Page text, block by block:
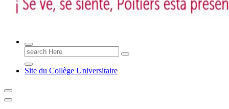
Poitiers presente !
Search
for:
Site du Collège Universitaire